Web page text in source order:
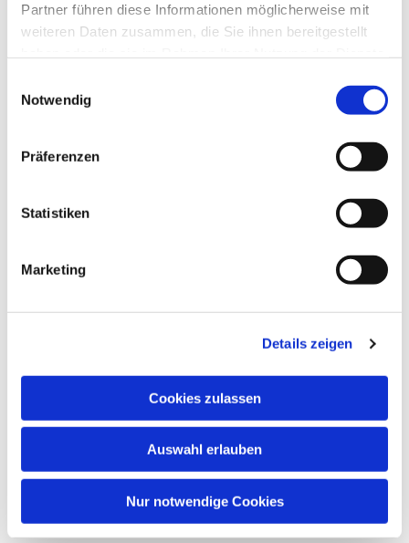
Partner führen diese Informationen möglicherweise mit
weiteren Daten zusammen, die Sie ihnen bereitgestellt
Notwendig
Präferenzen
Statistiken
Marketing
Details zeigen
Cookies zulassen
Auswahl erlauben
Nur notwendige Cookies